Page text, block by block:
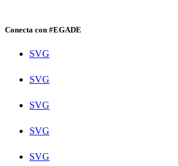
Conecta con #EGADE
SVG
SVG
SVG
SVG
SVG